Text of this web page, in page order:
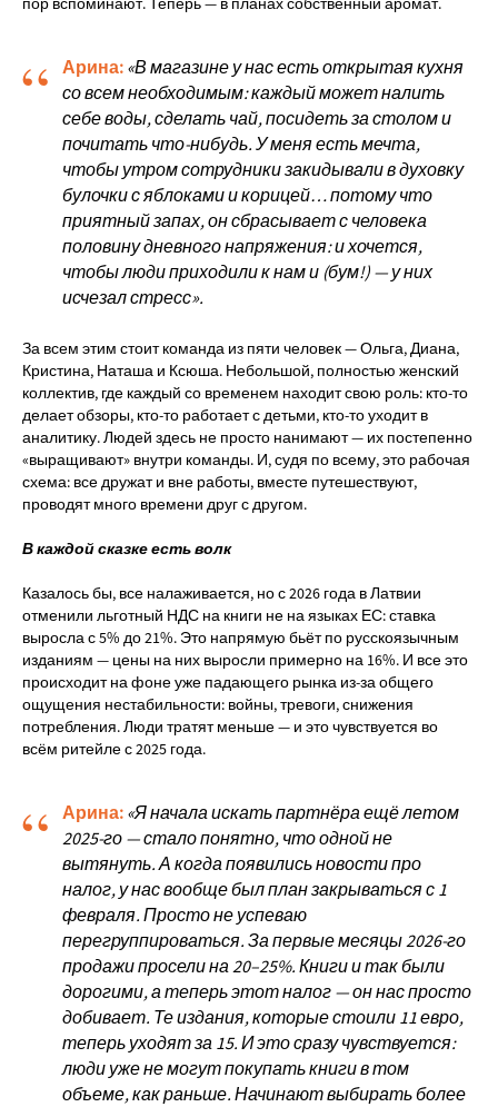
пор вспоминают. Теперь — в планах собственный аромат.
“ Арина: «В магазине у нас есть открытая кухня
со всем необходимым: каждый может налить
себе воды, сделать чай, посидеть за столом и
почитать что-нибудь. У меня есть мечта,
чтобы утром сотрудники закидывали в духовку
булочки с яблоками и корицей… потому что
приятный запах, он сбрасывает с человека
половину дневного напряжения: и хочется,
чтобы люди приходили к нам и (бум!) — у них
исчезал стресс».
За всем этим стоит команда из пяти человек — Ольга, Диана,
Кристина, Наташа и Ксюша. Небольшой, полностью женский
коллектив, где каждый со временем находит свою роль: кто-то
делает обзоры, кто-то работает с детьми, кто-то уходит в
аналитику. Людей здесь не просто нанимают — их постепенно
«выращивают» внутри команды. И, судя по всему, это рабочая
схема: все дружат и вне работы, вместе путешествуют,
проводят много времени друг с другом.
В каждой сказке есть волк
Казалось бы, все налаживается, но с 2026 года в Латвии
отменили льготный НДС на книги не на языках ЕС: ставка
выросла с 5% до 21%. Это напрямую бьёт по русскоязычным
изданиям — цены на них выросли примерно на 16%. И все это
происходит на фоне уже падающего рынка из-за общего
ощущения нестабильности: войны, тревоги, снижения
потребления. Люди тратят меньше — и это чувствуется во
всём ритейле с 2025 года.
“ Арина: «Я начала искать партнёра ещё летом
2025-го — стало понятно, что одной не
вытянуть. А когда появились новости про
налог, у нас вообще был план закрываться с 1
февраля. Просто не успеваю
перегруппироваться. За первые месяцы 2026-го
продажи просели на 20–25%. Книги и так были
дорогими, а теперь этот налог — он нас просто
добивает. Те издания, которые стоили 11 евро,
теперь уходят за 15. И это сразу чувствуется:
люди уже не могут покупать книги в том
объеме, как раньше. Начинают выбирать более